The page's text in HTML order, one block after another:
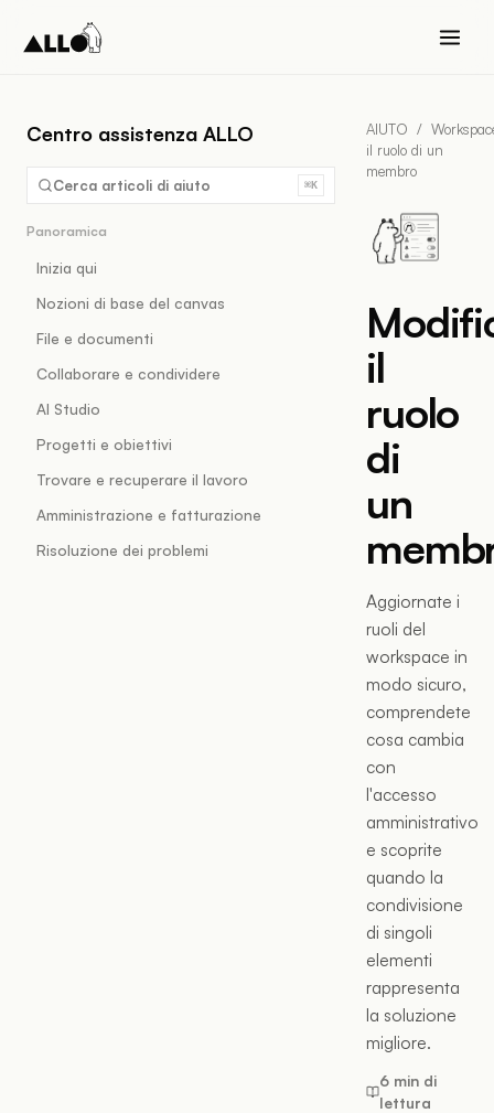
Centro assistenza ALLO
Cerca articoli di aiuto ⌘K
Panoramica
Inizia qui
Nozioni di base del canvas
File e documenti
Collaborare e condividere
AI Studio
Progetti e obiettivi
Trovare e recuperare il lavoro
Amministrazione e fatturazione
Risoluzione dei problemi
AIUTO /
il ruolo di un
membro
il
ruolo
di
un
Aggiornate i
ruoli del
workspace in
modo sicuro,
comprendete
cosa cambia
con
l'accesso
amministrativo
e scoprite
quando la
condivisione
di singoli
elementi
rappresenta
la soluzione
migliore.
6 min di
lettura